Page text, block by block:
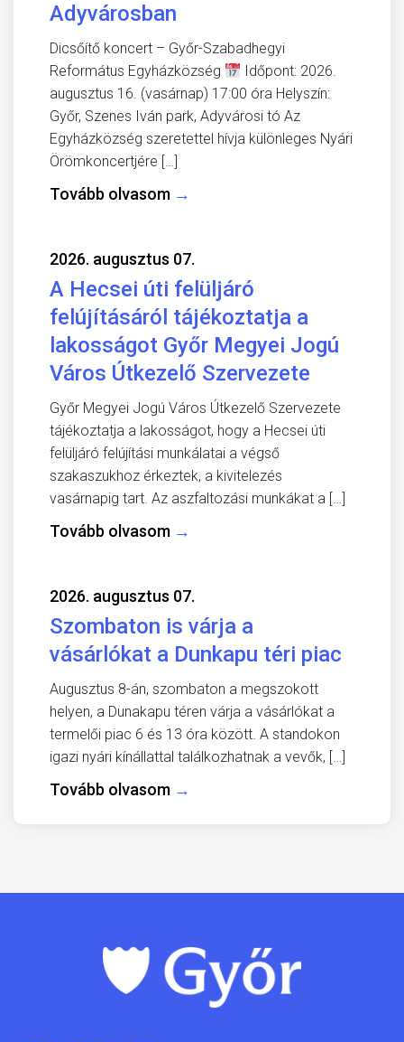
Adyvárosban
Dicsőítő koncert – Győr-Szabadhegyi
Református Egyházközség
Időpont: 2026.
augusztus 16. (vasárnap) 17:00 óra Helyszín:
Győr, Szenes Iván park, Adyvárosi tó Az
Egyházközség szeretettel hívja különleges Nyári
Örömkoncertjére […]
Tovább olvasom →
2026. augusztus 07.
A Hecsei úti felüljáró
felújításáról tájékoztatja a
lakosságot Győr Megyei Jogú
Város Útkezelő Szervezete
Győr Megyei Jogú Város Útkezelő Szervezete
tájékoztatja a lakosságot, hogy a Hecsei úti
felüljáró felújítási munkálatai a végső
szakaszukhoz érkeztek, a kivitelezés
vasárnapig tart. Az aszfaltozási munkákat a […]
Tovább olvasom →
2026. augusztus 07.
Szombaton is várja a
vásárlókat a Dunkapu téri piac
Augusztus 8-án, szombaton a megszokott
helyen, a Dunakapu téren várja a vásárlókat a
termelői piac 6 és 13 óra között. A standokon
igazi nyári kínállattal találkozhatnak a vevők, […]
Tovább olvasom →